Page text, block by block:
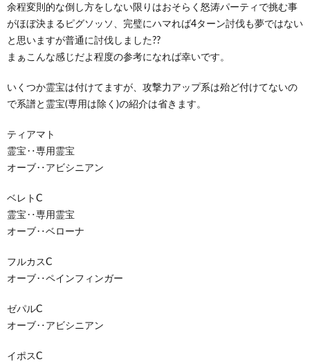
余程変則的な倒し方をしない限りはおそらく怒涛パーティで挑む事
がほぼ決まるピグソッソ、完璧にハマれば4ターン討伐も夢ではない
と思いますが普通に討伐しました??
まぁこんな感じだよ程度の参考になれば幸いです。
いくつか霊宝は付けてますが、攻撃力アップ系は殆ど付けてないの
で系譜と霊宝(専用は除く)の紹介は省きます。
ティアマト
霊宝‥専用霊宝
オーブ‥アビシニアン
ベレトC
霊宝‥専用霊宝
オーブ‥ベローナ
フルカスC
オーブ‥ペインフィンガー
ゼパルC
オーブ‥アビシニアン
イポスC